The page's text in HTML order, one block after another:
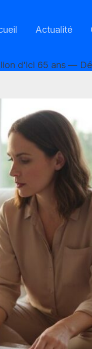
Actualité
d’ici 65 ans —